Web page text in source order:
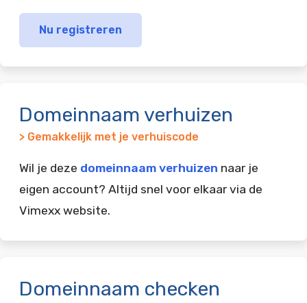
Nu registreren
Domeinnaam verhuizen
> Gemakkelijk met je verhuiscode
Wil je deze domeinnaam verhuizen naar je
eigen account? Altijd snel voor elkaar via de
Vimexx website.
Domeinnaam checken